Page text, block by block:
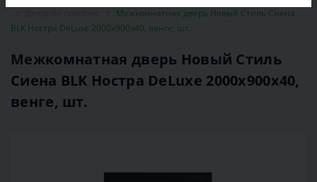
Межкомнатная дверь Новый Стиль Сиена
BLK Ностра DeLuxe 2000x900x40, венге, шт.
Межкомнатная дверь Новый Стиль
Сиена BLK Ностра DeLuxe 2000x900x40,
венге, шт.